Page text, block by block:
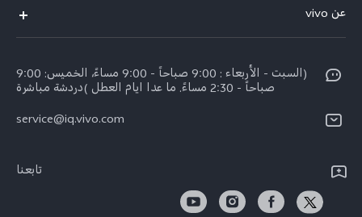
V30 Lite
V40 Lite 4G
كل الموديلات
مراكز الصيانة
Funtouch OS
أسعار قطع الغيار
مصادقة IMEI
تعلیمات الضمان
عن vivo
الإشعارات القانونية
نبذة عنا
الاستدامة
(السبت - الأربعاء : 9:00 صباحاً - 9:00 مساءً، الخميس: 9:00
صباحاً - 2:30 مساءً. ما عدا ايام العطل )دردشة مباشرة
service@iq.vivo.com
تابعنا